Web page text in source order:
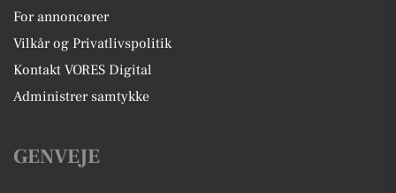
For annoncører
Vilkår og Privatlivspolitik
Kontakt VORES Digital
Administrer samtykke
GENVEJE